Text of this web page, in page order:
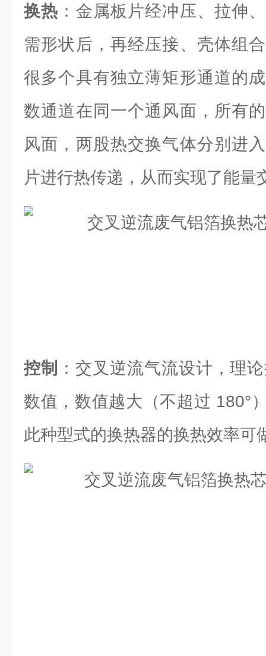
换热 ：金属板片经冲压、拉伸
需形状后，再经压接、壳体组
很多个具有独立薄矩形通道的
数通道在同一个通风面，所有
风面，两股热交换气体分别进
片进行热传递，从而实现了能量
控制
：交叉逆流气流设计，理
数值，数值越大（不超过 180°
此种型式的换热器的换热效率可